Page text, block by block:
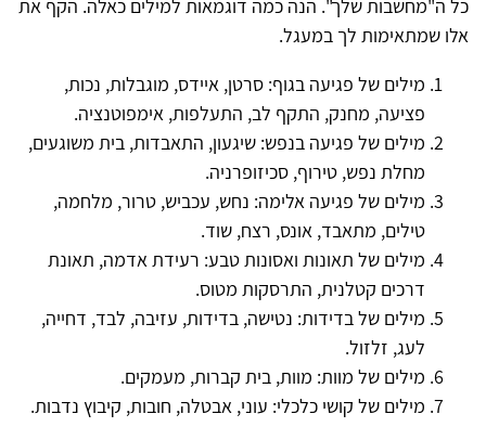
כל ה"מחשבות שלך". הנה כמה דוגמאות למילים כאלה. הקף את
אלו שמתאימות לך במעגל.
מילים של פגיעה בגוף: סרטן, איידס, מוגבלות, נכות,
פציעה, מחנק, התקף לב, התעלפות, אימפוטנציה.
מילים של פגיעה בנפש: שיגעון, התאבדות, בית משוגעים,
מחלת נפש, טירוף, סכיזופרניה.
מילים של פגיעה אלימה: נחש, עכביש, טרור, מלחמה,
טילים, מתאבד, אונס, רצח, שוד.
מילים של תאונות ואסונות טבע: רעידת אדמה, תאונת
דרכים קטלנית, התרסקות מטוס.
מילים של בדידות: נטישה, בדידות, עזיבה, לבד, דחייה,
לעג, זלזול.
מילים של מוות: מוות, בית קברות, מעמקים.
מילים של קושי כלכלי: עוני, אבטלה, חובות, קיבוץ נדבות.